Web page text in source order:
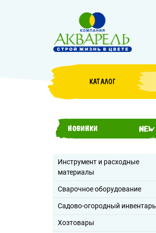
КАТАЛОГ
НОВИНКИ
Инструмент и расходные
материалы
Сварочное оборудование
Садово-огородный инвентарь
Хозтовары